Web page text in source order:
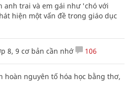
anh trai và em gái như 'chó với
hiện một vấn đề trong giáo dục
8, 9 cơ bản cần nhớ 106
hoàn nguyên tố hóa học bằng thơ,